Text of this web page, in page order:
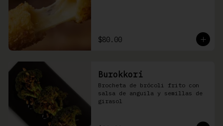
$80.00
Burokkori
Brocheta de brócoli frito con
salsa de anguila y semillas de
girasol